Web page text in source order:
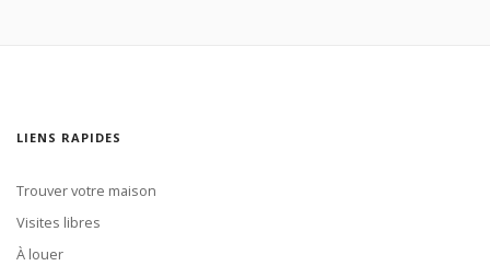
LIENS RAPIDES
Trouver votre maison
Visites libres
À louer